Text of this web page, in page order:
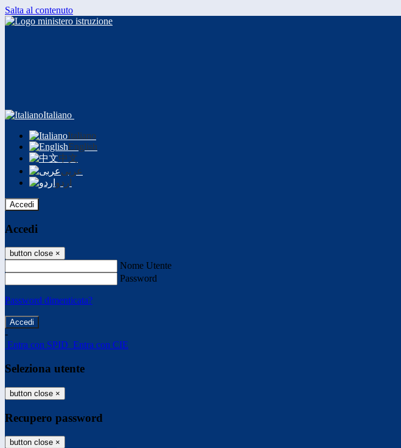
Salta al contenuto
Italiano
Italiano
English
中文
عربى
اردو
Accedi
Accedi
button close ×
Nome Utente
Password
Password dimenticata?
-
Entra con SPID Entra con CIE
Seleziona utente
button close ×
Recupero password
button close ×